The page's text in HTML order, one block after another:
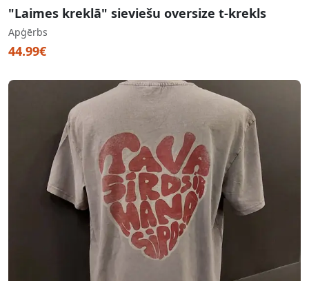
"Laimes kreklā" sieviešu oversize t-krekls
Apģērbs
44.99€